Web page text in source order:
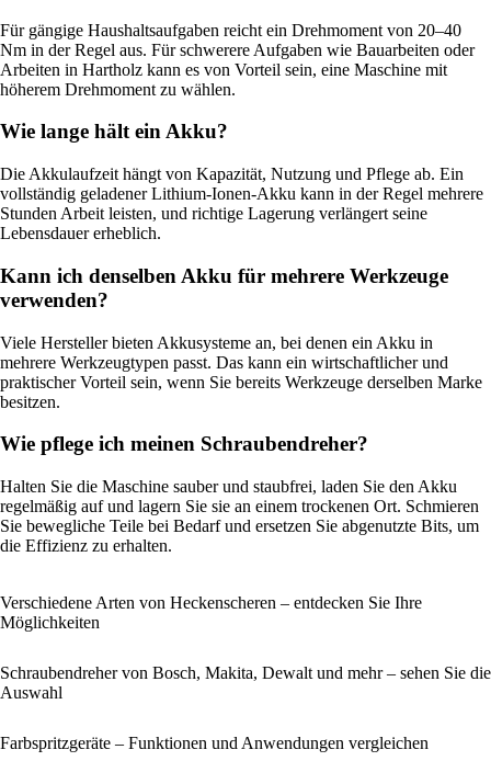
Für gängige Haushaltsaufgaben reicht ein Drehmoment von 20–40
Nm in der Regel aus. Für schwerere Aufgaben wie Bauarbeiten oder
Arbeiten in Hartholz kann es von Vorteil sein, eine Maschine mit
höherem Drehmoment zu wählen.
Wie lange hält ein Akku?
Die Akkulaufzeit hängt von Kapazität, Nutzung und Pflege ab. Ein
vollständig geladener Lithium-Ionen-Akku kann in der Regel mehrere
Stunden Arbeit leisten, und richtige Lagerung verlängert seine
Lebensdauer erheblich.
Kann ich denselben Akku für mehrere Werkzeuge
verwenden?
Viele Hersteller bieten Akkusysteme an, bei denen ein Akku in
mehrere Werkzeugtypen passt. Das kann ein wirtschaftlicher und
praktischer Vorteil sein, wenn Sie bereits Werkzeuge derselben Marke
besitzen.
Wie pflege ich meinen Schraubendreher?
Halten Sie die Maschine sauber und staubfrei, laden Sie den Akku
regelmäßig auf und lagern Sie sie an einem trockenen Ort. Schmieren
Sie bewegliche Teile bei Bedarf und ersetzen Sie abgenutzte Bits, um
die Effizienz zu erhalten.
Verschiedene Arten von Heckenscheren – entdecken Sie Ihre
Möglichkeiten
Schraubendreher von Bosch, Makita, Dewalt und mehr – sehen Sie die
Auswahl
Farbspritzgeräte – Funktionen und Anwendungen vergleichen